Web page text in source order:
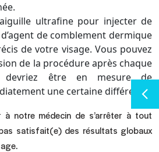
ultrafine pour injecter de
de comblement dermique
de votre visage. Vous pouvez
de la procédure après chaque
devriez être en mesure de
une certaine différence.
à notre médecin de s’arrêter à tout
satisfait(e) des résultats globaux